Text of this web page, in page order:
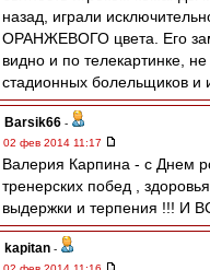
назад, играли
ОРАНЖЕВОГО цвета. Его
видно и по телекартинке,
стадионных болельщиков и
Barsik66 -
02 фев 2014 11:17
Валерия Карпина - с Днем
тренерских побед ,
выдержки и терпения !!! И
kapitan -